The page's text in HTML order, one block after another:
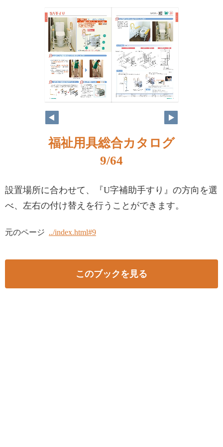
福祉用具総合カタログ
9/64
設置場所に合わせて、『U字補助手すり』の方向を選
べ、左右の付け替えを行うことができます。
元のページ ../index.html#9
このブックを見る